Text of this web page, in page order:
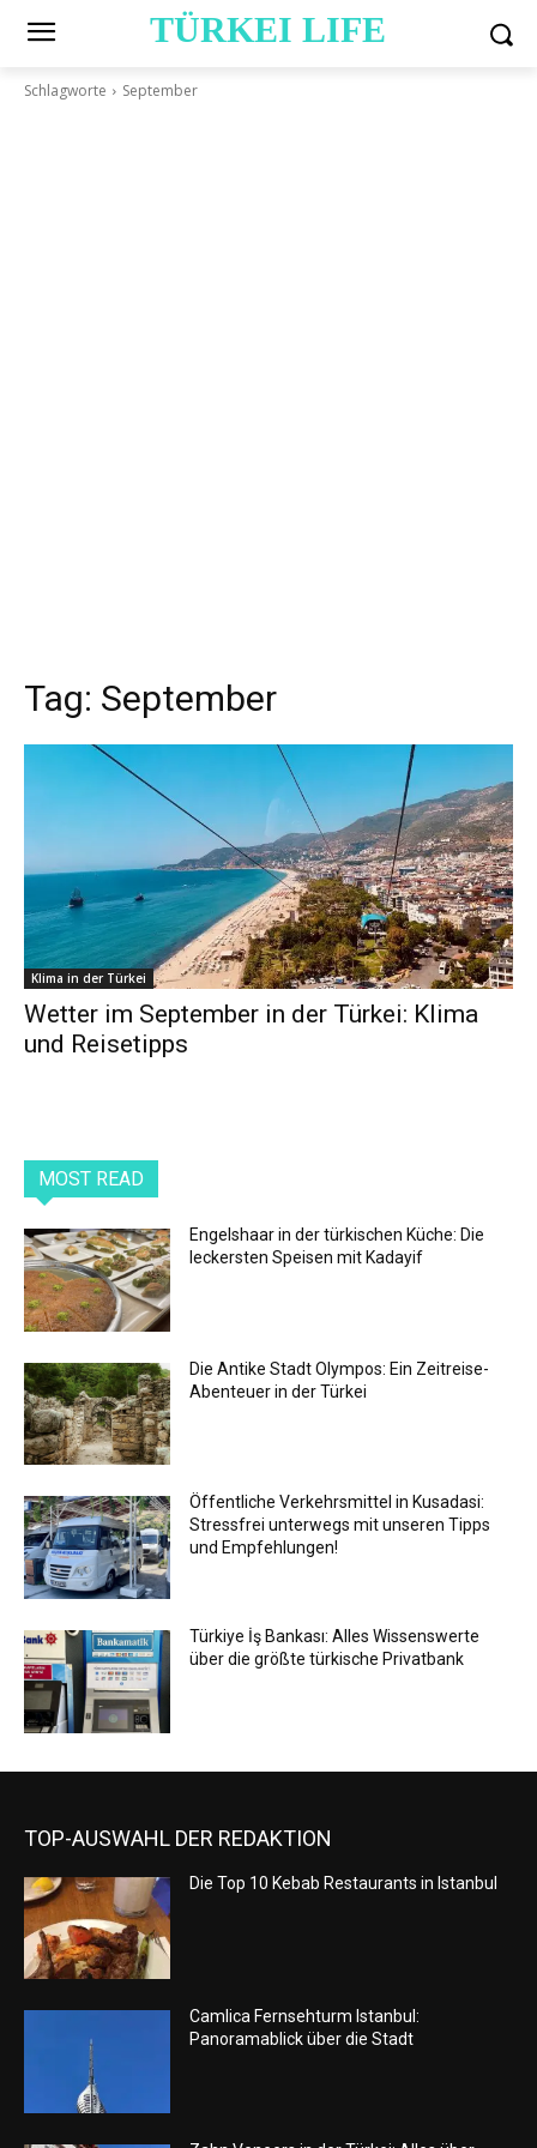
TÜRKEI LIFE
Schlagworte September
Tag: September
Klima in der Türkei
Wetter im September in der Türkei: Klima
und Reisetipps
MOST READ
Engelshaar in der türkischen Küche: Die
leckersten Speisen mit Kadayif
Die Antike Stadt Olympos: Ein Zeitreise-
Abenteuer in der Türkei
Öffentliche Verkehrsmittel in Kusadasi:
Stressfrei unterwegs mit unseren Tipps
und Empfehlungen!
Türkiye İş Bankası: Alles Wissenswerte
über die größte türkische Privatbank
TOP-AUSWAHL DER REDAKTION
Die Top 10 Kebab Restaurants in Istanbul
Camlica Fernsehturm Istanbul:
Panoramablick über die Stadt